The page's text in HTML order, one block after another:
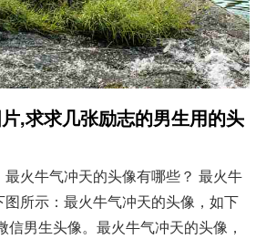
,求求几张励志的男生用的头
火牛气冲天的头像有哪些？ 最火牛
所示：最火牛气冲天的头像，如下
信男生头像。最火牛气冲天的头像，